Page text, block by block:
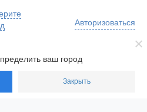
ваш город
Закрыть
Авторизоваться